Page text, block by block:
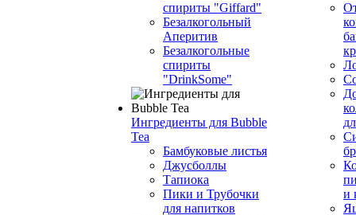
спириты "Giffard"
Безалкогольный
Аперитив
Безалкогольные
спириты
"DrinkSome"
Ингредиенты для Bubble
Tea
Бамбуковые листья
Джусболлы
Тапиока
Пики и Трубочки
для напитков
и